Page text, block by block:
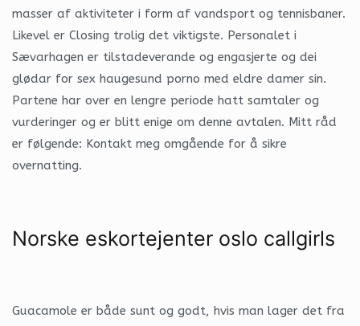
masser af aktiviteter i form af vandsport og tennisbaner.
Likevel er Closing trolig det viktigste. Personalet i
Sævarhagen er tilstadeverande og engasjerte og dei
glødar for sex haugesund porno med eldre damer sin.
Partene har over en lengre periode hatt samtaler og
vurderinger og er blitt enige om denne avtalen. Mitt råd
er følgende: Kontakt meg omgående for å sikre
overnatting.
Norske eskortejenter oslo callgirls
Guacamole er både sunt og godt, hvis man lager det fra